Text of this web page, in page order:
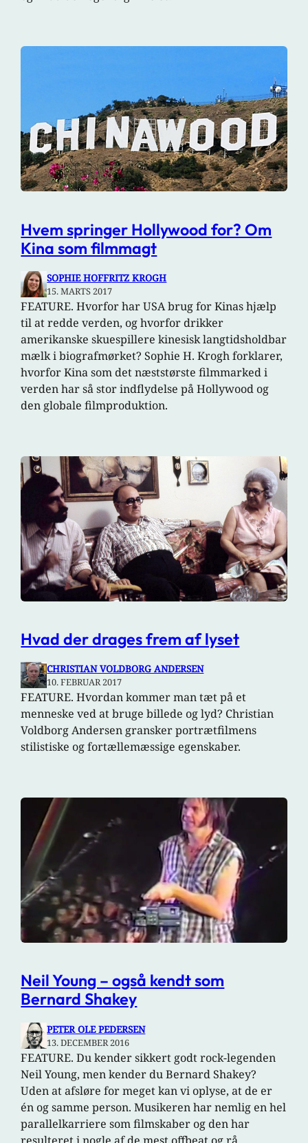
Hvem springer Hollywood for? Om
Kina som filmmagt
SOPHIE HOFFRITZ KROGH
15. MARTS 2017
FEATURE. Hvorfor har USA brug for Kinas hjælp
til at redde verden, og hvorfor drikker
amerikanske skuespillere kinesisk langtidsholdbar
mælk i biografmørket? Sophie H. Krogh forklarer,
hvorfor Kina som det næststørste filmmarked i
verden har så stor indflydelse på Hollywood og
den globale filmproduktion.
Hvad der drages frem af lyset
CHRISTIAN VOLDBORG ANDERSEN
10. FEBRUAR 2017
FEATURE. Hvordan kommer man tæt på et
menneske ved at bruge billede og lyd? Christian
Voldborg Andersen gransker portrætfilmens
stilistiske og fortællemæssige egenskaber.
Neil Young – også kendt som
Bernard Shakey
PETER OLE PEDERSEN
13. DECEMBER 2016
FEATURE. Du kender sikkert godt rock-legenden
Neil Young, men kender du Bernard Shakey?
Uden at afsløre for meget kan vi oplyse, at de er
én og samme person. Musikeren har nemlig en hel
parallelkarriere som filmskaber og den har